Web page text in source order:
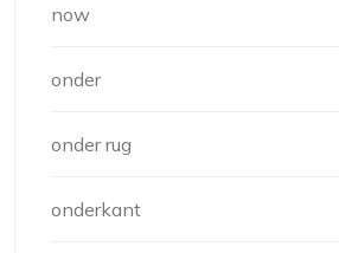
now
onder
onder rug
onderkant